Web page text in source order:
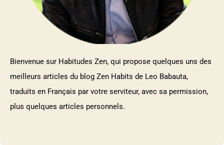
Bienvenue sur Habitudes Zen, qui propose quelques uns des
meilleurs articles du blog Zen Habits de Leo Babauta,
traduits en Français par votre serviteur, avec sa permission,
plus quelques articles personnels.